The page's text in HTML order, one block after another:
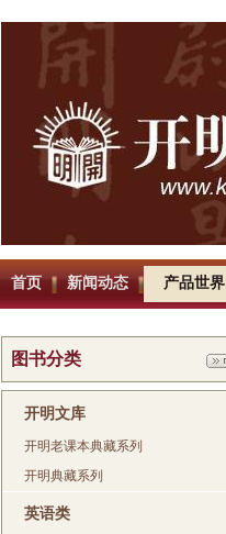
首页 新闻动态 产品世界
图书分类
开明文库
开明老课本典藏系列
开明典藏系列
英语类